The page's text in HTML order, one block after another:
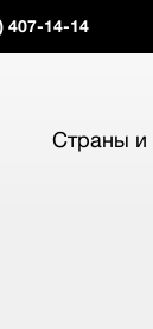
407-14-14
Страны